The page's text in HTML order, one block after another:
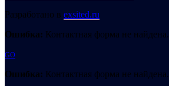
Разработано в exsited.ru
Ошибка: Контактная форма не найдена.
GO
Ошибка: Контактная форма не найдена.